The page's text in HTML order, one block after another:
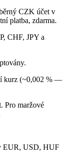
CZK účet v
platba, zdarma.
CHF, JPY a
kurz (~0,002 % —
Pro maržové
EUR, USD, HUF